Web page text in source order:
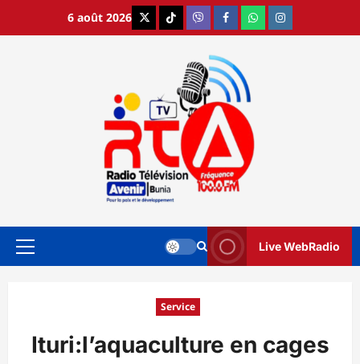
6 août 2026 X TikTokViber FacebookWhatsAppInstagram
Menu
Live WebRadio
Service
Ituri:l’aquaculture en cages